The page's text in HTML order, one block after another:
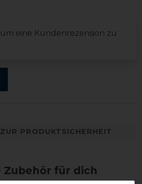
eine Kundenrezension zu
PRODUKTSICHERHEIT
Zubehör für dich